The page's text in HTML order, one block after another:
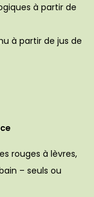
à partir de
à partir de jus de
rouges à lèvres,
– seuls ou